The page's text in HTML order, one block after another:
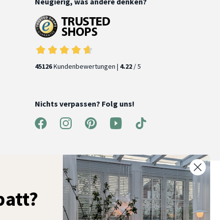
45126Kundenbewertungen | 4.22 / 5
Nichts verpassen? Folg uns!
Rabatt auf deine erste Bestellung
dich für unseren Newsletter an und entdecke neue
Angebote und Wohnideen als Erstes